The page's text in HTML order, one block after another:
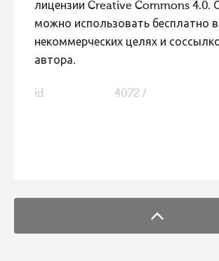
лицензии Creative Commons 4.0.
можно использовать бесплатно в
некоммерческих целях и
автора.
id 4072 /